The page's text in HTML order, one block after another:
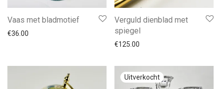
Vaas met bladmotief
€36.00
Verguld dienblad met
spiegel
€125.00